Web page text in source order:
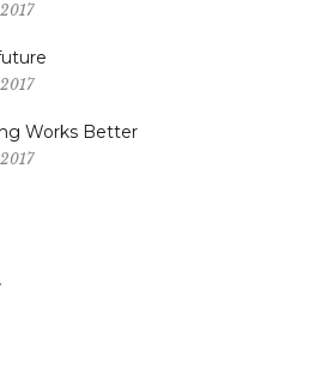
Works Better